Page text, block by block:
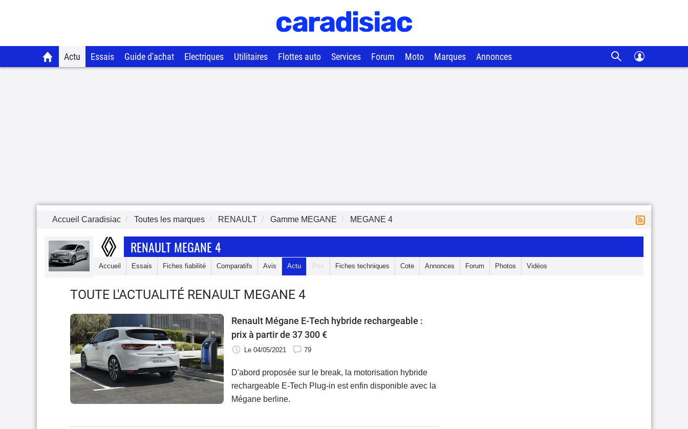
Actu Essais Guide d'achat Electriques Utilitaires Flottes auto Services Forum Moto Marques Annonces
Accueil Caradisiac Toutes les marques RENAULT Gamme MEGANE MEGANE 4
RENAULT MEGANE 4
Accueil Essais Fiches fiabilité Comparatifs Avis Actu Prix Fiches techniques Cote Annonces Forum Photos Vidéos
TOUTE L'ACTUALITÉ RENAULT MEGANE 4
Renault Mégane E-Tech hybride rechargeable :
prix à partir de 37 300 €
Le 04/05/2021 79
D'abord proposée sur le break, la motorisation hybride
rechargeable E-Tech Plug-in est enfin disponible avec la
Mégane berline.